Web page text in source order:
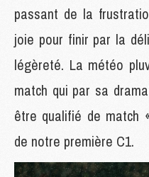
passant de la
joie pour finir par la
légèreté. La météo
match qui par sa
être qualifié de match
de notre première C1.